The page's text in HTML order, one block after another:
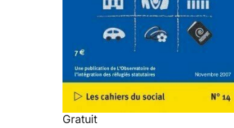
Gratuit